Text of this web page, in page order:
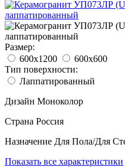
Размер:
600x1200
600x600
Тип поверхности:
Лаппатированный
Дизайн Моноколор
Страна Россия
Назначение Для Пола/Для
Показать все характеристики